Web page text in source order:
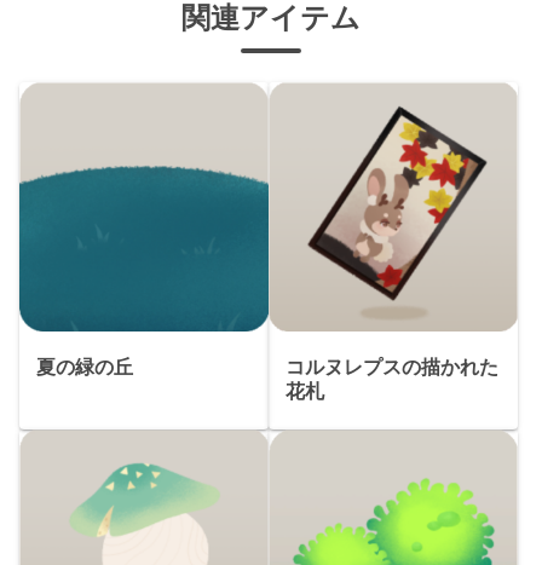
関連アイテム
夏の緑の丘
コルヌレプスの描かれた
花札